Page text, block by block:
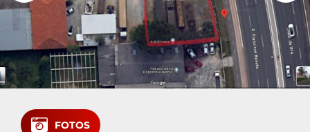
Locação: (41)
FOTOS